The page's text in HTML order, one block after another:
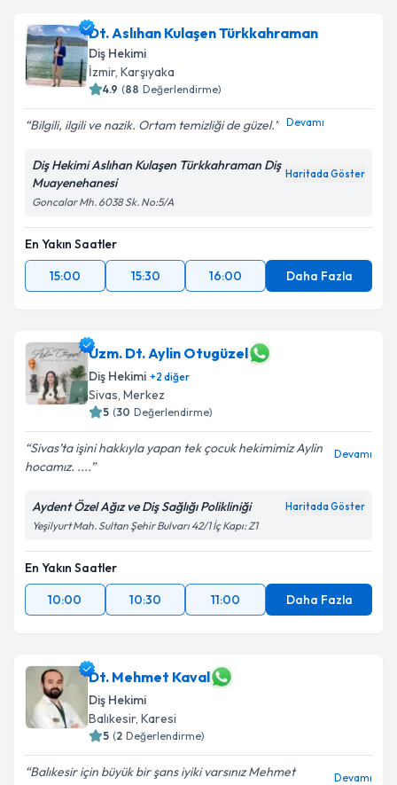
Dt. Aslıhan Kulaşen Türkkahraman
Diş Hekimi
İzmir, Karşıyaka
4.9 (88 Değerlendirme)
Bilgili, ilgili ve nazik. Ortam temizliği de güzel. Devamı
Diş Hekimi Aslıhan Kulaşen Türkkahraman Diş
Muayenehanesi
Haritada Göster
Goncalar Mh. 6038 Sk. No:5/A
En Yakın Saatler
15:00
15:30 16:00 Daha Fazla
Uzm. Dt. Aylin Otugüzel
Diş Hekimi +2 diğer
Sivas, Merkez
5 (30 Değerlendirme)
Sivas’ta işini hakkıyla yapan tek çocuk hekimimiz Aylin
hocamız. ....
Devamı
Aydent Özel Ağız ve Diş Sağlığı Polikliniği Haritada Göster
Yeşilyurt Mah. Sultan Şehir Bulvarı 42/1 İç Kapı: Z1
En Yakın Saatler
10:00
10:30 11:00 Daha Fazla
Dt. Mehmet Kaval
Diş Hekimi
Balıkesir, Karesi
5 (2 Değerlendirme)
Balıkesir için büyük bir şans iyiki varsınız Mehmet
Devamı